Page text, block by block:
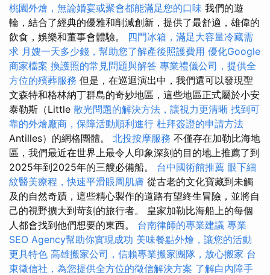
桃園外燴，無論婚宴或聚會都能滿足您的口味 我們的遊
輪，結合了經典的優雅和削減創新，提供了最舒適，雄偉的
飲食，娛樂和董事會體驗。 四門冰箱，滿足大容量冷藏需
求 月嫂一天多少錢，幫助您了解產後照護費用 優化Google
商家檔案 換護照的常見問題與解答 專業禮儀公司，提供全
方位的殯葬服務 但是，在巡迴演出中，我們還可以發現聖
文森特和格林納丁群島的奇妙地區，這些地區正式屬於小安
泰勒斯（Little 散光問題的解決方法，讓視力更清晰 找到可
靠的外燴廠商，保障活動順利進行 杜拜簽證的申請方法
Antilles）的網格團體。 北投按摩服務 不僅存在加勒比海地
區，我們最近在世界上最令人印象深刻的目的地上推薦了到
2025年到2025年的三艘必備船。 台中國術館推薦 眼下細
紋醫美療程，快速平滑眼周肌膚 從古老的文化寶藏到未觸
及的自然奇蹟，這些精心製作的道路有望終生冒險，並將自
己的視野擴大到苛刻的旅行者。 皇家加勒比海船上的每個
人都會找到他們想要的東西。 台南律師的專業建議 專業
SEO Agency幫助你實現成功 美味餐點外燴，讓您的活動
更具特色 高雄搬家公司，信賴專業搬家團隊，放心搬家 台
東徵信社，為您提供全方位的徵信解決方案 了解白內障手